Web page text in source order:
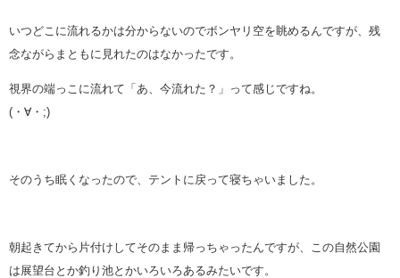
いつどこに流れるかは分からないのでボンヤリ空を眺めるんですが、残
念ながらまともに見れたのはなかったです。
視界の端っこに流れて「あ、今流れた？」って感じですね。
(・∀・;)
そのうち眠くなったので、テントに戻って寝ちゃいました。
朝起きてから片付けしてそのまま帰っちゃったんですが、この自然公園
は展望台とか釣り池とかいろいろあるみたいです。